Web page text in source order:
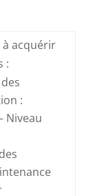
acquérir
:
:
Niveau